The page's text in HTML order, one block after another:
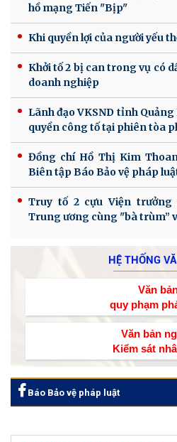
hồ mạng Tiến "Bịp"
Khi quyền lợi của người yếu
Khởi tố 2 bị can trong vụ có
doanh nghiệp
Lãnh đạo VKSND tỉnh
quyền công tố tại phiên tòa
Đồng chí Hồ Thị Kim
Biên tập Báo Bảo vệ pháp
Truy tố 2 cựu Viện
Trung ương cùng "bà trùm”
HỆ THỐNG
Văn
quy phạm
Văn bản
Kiểm sát
Báo Bảo vệ pháp luật